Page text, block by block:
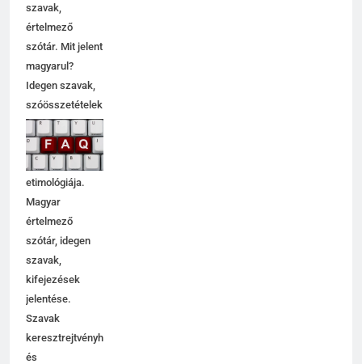
szavak,
értelmező
szótár. Mit jelent
magyarul?
Idegen szavak,
szóösszetételek
jelentése,
magyarázata,
használata,
etimológiája.
Magyar
értelmező
szótár, idegen
szavak,
kifejezések
jelentése.
Szavak
keresztrejtvényhez
és